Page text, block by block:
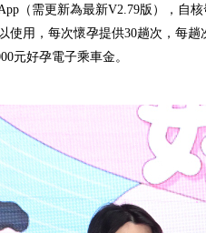
（需更新為最新V2.79版），自
使用，每次懷孕提供30趟次，每趟
元好孕電子乘車金。